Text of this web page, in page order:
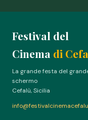
Festival del
Cinema di
La grande festa del
schermo
Cefalù, Sicilia